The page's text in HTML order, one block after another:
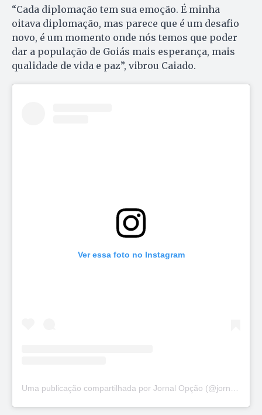
“Cada diplomação tem sua emoção. É minha
oitava diplomação, mas parece que é um desafio
novo, é um momento onde nós temos que poder
dar a população de Goiás mais esperança, mais
qualidade de vida e paz”, vibrou Caiado.
Ver essa foto no Instagram